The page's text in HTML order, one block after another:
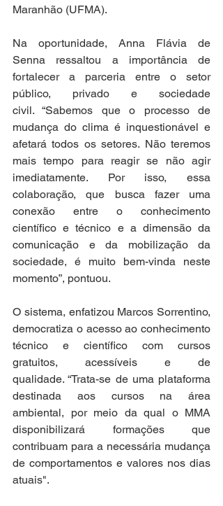
Maranhão (UFMA).
Na oportunidade, Anna Flávia de
Senna ressaltou a importância de
fortalecer a parceria entre o setor
público, privado e sociedade
civil. “Sabemos que o processo de
mudança do clima é inquestionável e
afetará todos os setores. Não teremos
mais tempo para reagir se não agir
imediatamente. Por isso, essa
colaboração, que busca fazer uma
conexão entre o conhecimento
científico e técnico e a dimensão da
comunicação e da mobilização da
sociedade, é muito bem-vinda neste
momento”, pontuou.
O sistema, enfatizou Marcos Sorrentino,
democratiza o acesso ao conhecimento
técnico e científico com cursos
gratuitos, acessíveis e de
qualidade. “Trata-se de uma plataforma
destinada aos cursos na área
ambiental, por meio da qual o MMA
disponibilizará formações que
contribuam para a necessária mudança
de comportamentos e valores nos dias
atuais".